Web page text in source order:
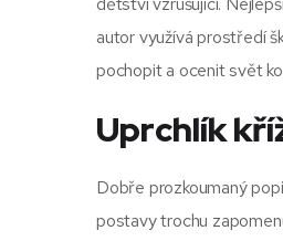
autor využívá prostředí
pochopit a ocenit svět
Uprchlík
Dobře prozkoumaný
postavy trochu